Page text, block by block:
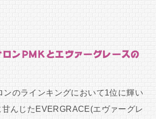
ロンPMKとエヴァーグレースの
ンのラインキングにおいて1位に輝い
んじたEVERGRACE(エヴァーグレ